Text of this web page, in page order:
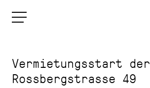
Vermietungsstart der
Rossbergstrasse 49